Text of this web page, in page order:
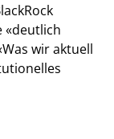
«deutlich
wir aktuell